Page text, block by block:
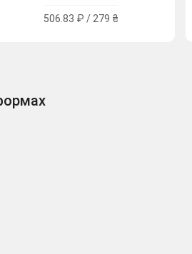
506.83 ₽ / 279 ₴